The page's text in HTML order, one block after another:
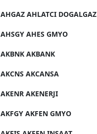
AHGAZ AHLATCI DOGALGAZ
AHSGY AHES GMYO
AKBNK AKBANK
AKCNS AKCANSA
AKENR AKENERJI
AKFGY AKFEN GMYO